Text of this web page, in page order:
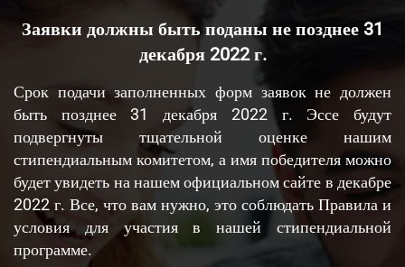
Заявки должны быть поданы не позднее 31
декабря 2022 г.
Срок подачи заполненных форм заявок не должен
быть позднее 31 декабря 2022 г. Эссе будут
подвергнуты тщательной оценке нашим
стипендиальным комитетом, а имя победителя можно
будет увидеть на нашем официальном сайте в декабре
2022 г. Все, что вам нужно, это соблюдать Правила и
условия для участия в нашей стипендиальной
программе.